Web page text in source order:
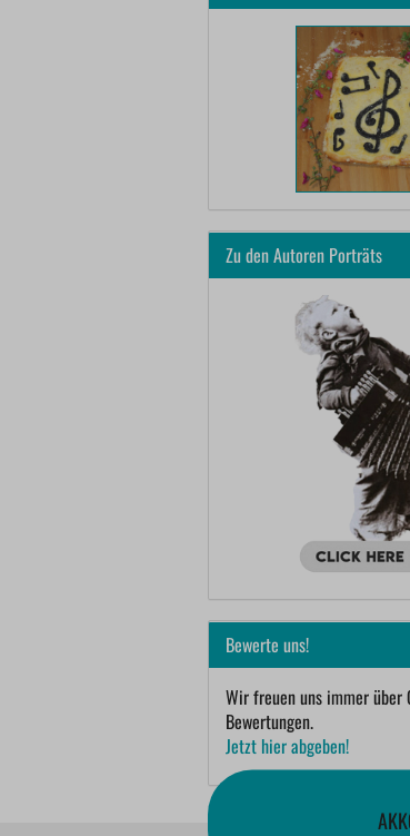
Zu den Autoren Porträts
Bewerte uns!
Wir freuen uns immer über
Bewertungen.
Jetzt hier abgeben!